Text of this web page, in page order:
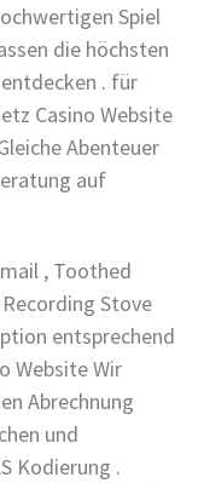
Spiel
die höchsten
. für
Casino Website
Abenteuer
auf
, Toothed
Stove
entsprechend
Website Wir
Abrechnung
und
Kodierung .